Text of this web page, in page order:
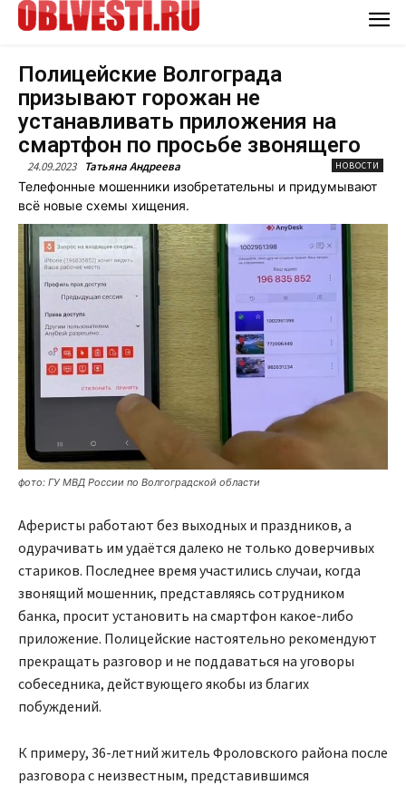
Полицейские Волгограда
призывают горожан не
устанавливать приложения на
смартфон по просьбе звонящего
24.09.2023 Татьяна Андреева НОВОСТИ
Телефонные мошенники изобретательны и придумывают
всё новые схемы хищения.
фото: ГУ МВД России по Волгоградской области
Аферисты работают без выходных и праздников, а
одурачивать им удаётся далеко не только доверчивых
стариков. Последнее время участились случаи, когда
звонящий мошенник, представляясь сотрудником
банка, просит установить на смартфон какое-либо
приложение. Полицейские настоятельно рекомендуют
прекращать разговор и не поддаваться на уговоры
собеседника, действующего якобы из благих
побуждений.
К примеру, 36-летний житель Фроловского района после
разговора с неизвестным, представившимся